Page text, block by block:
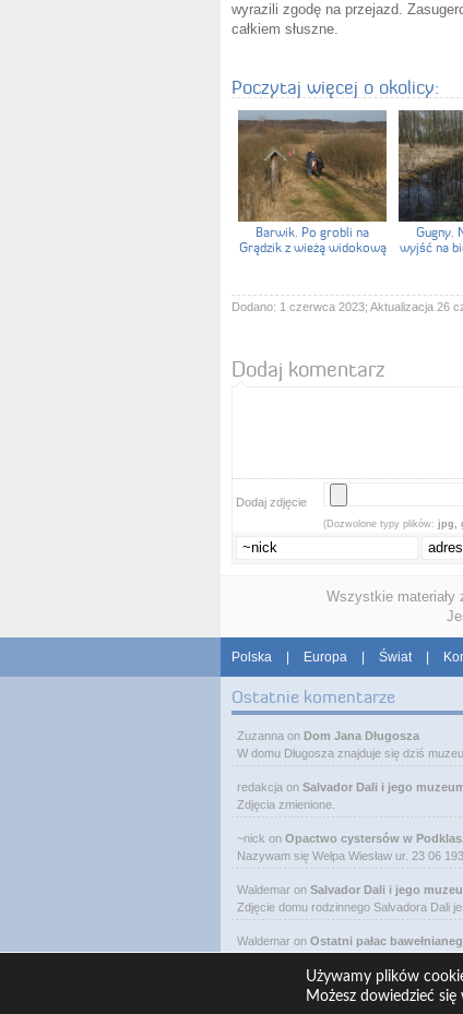
wyrazili zgodę na przejazd.
całkiem słuszne.
Poczytaj więcej o okolicy:
Barwik. Po grobli na
Grądzik z wieżą widokową
Gugny.
wyjść na
Dodano: 1 czerwca 2023; Aktualizacja 26
Dodaj komentarz
Dodaj zdjęcie
(Dozwolone typy plików: jpg,
Wszystkie materiały
Polska Europa Świat
Ostatnie komentarze
Zuzanna on Dom Jana Długosza
W domu Długosza znajduje się dziś
redakcja on Salvador Dali i jego
Zdjęcia zmienione.
~nick on Opactwo cystersów w
Nazywam się Wełpa Wiesław ur. 23 06
Waldemar on Salvador Dali i jego
Zdjęcie domu rodzinnego Salvadora Dali
Waldemar on Ostatni pałac
Używamy plików
Możesz dowiedzieć